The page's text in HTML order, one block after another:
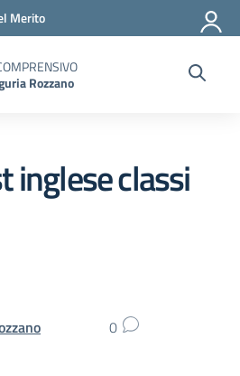
Merito
Rozzano
inglese classi
0